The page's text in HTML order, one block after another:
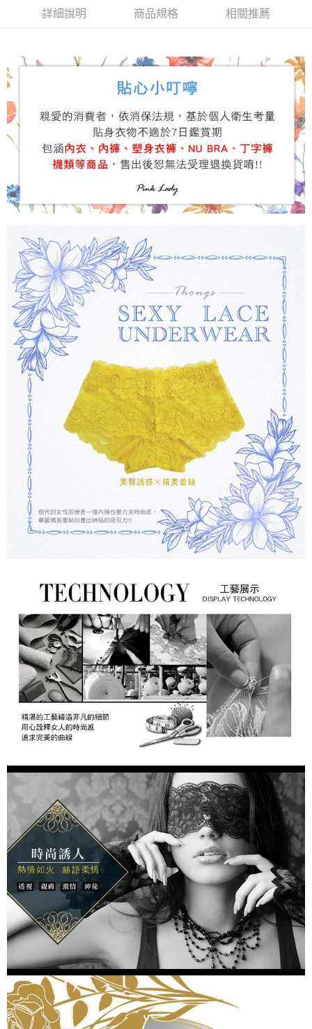
３．安心：先確認商品／服務後，再付款。
結帳頁面，進行簡訊認證並確認金額後，即可完成結帳。
２．訂單成立數日內，您將收到繳費通知簡訊。
３．收到繳費通知簡訊後14天內，點擊此簡訊中的連結，可透過四大超商／
ATM／網路銀行／等多元方式進行付款，方視為交易完成。
※ 請注意：結帳手續完成當下不需立刻繳費，但若您需要取消訂單，請聯絡
購買商品的店家。未經商家同意取消之訂單仍視為有效，需透過AFTEE先享
※ 交易是否成功請以「AFTEE先享後付 」之結帳頁面顯示為準，若有關於
是否繳費成功／繳費後需取消欲退款等相關疑問，請聯繫「AFTEE先享後付
客戶支援中心」 https://netprotections.freshdesk.com/support/home
【注意事項】
１．透過由恩沛科技股份有限公司提供之「AFTEE先享後付」服務完成之交
２．關於個人資料處理事宜，請瀏覽以下網址：
https://aftee.tw/terms/#terms3
３．未成年的使用者請事先徵得法定代理人或監護人之同意方可使用
「AFTEE先享後付」，若未經同意申辦者引起之損失，本公司不負相關責
任。
４．使用「AFTEE先享後付」時，將依據個別帳號之用戶狀況，依本公司即
時審查核予不同之上限額度；若仍有額度不足之情形，本公司將視審查結果
請求用戶進行身份認證。
５．嚴禁一人註冊多個帳號或使用他人資訊註冊。若發現惡意使用之情形，
恩沛科技股份有限公司將有權停止該用戶之使用額度並採取法律行動。
全家付款取貨
付款後全家取貨
每筆NT$80，滿NT$899(含以上)免運費
7-11付款取貨
每筆NT$80，滿NT$899(含以上)免運費
付款後7-11取貨
每筆NT$80，滿NT$899(含以上)免運費
黑貓宅急便
每筆NT$80，滿NT$899(含以上)免運費
詳細說明 商品規格 相關推薦